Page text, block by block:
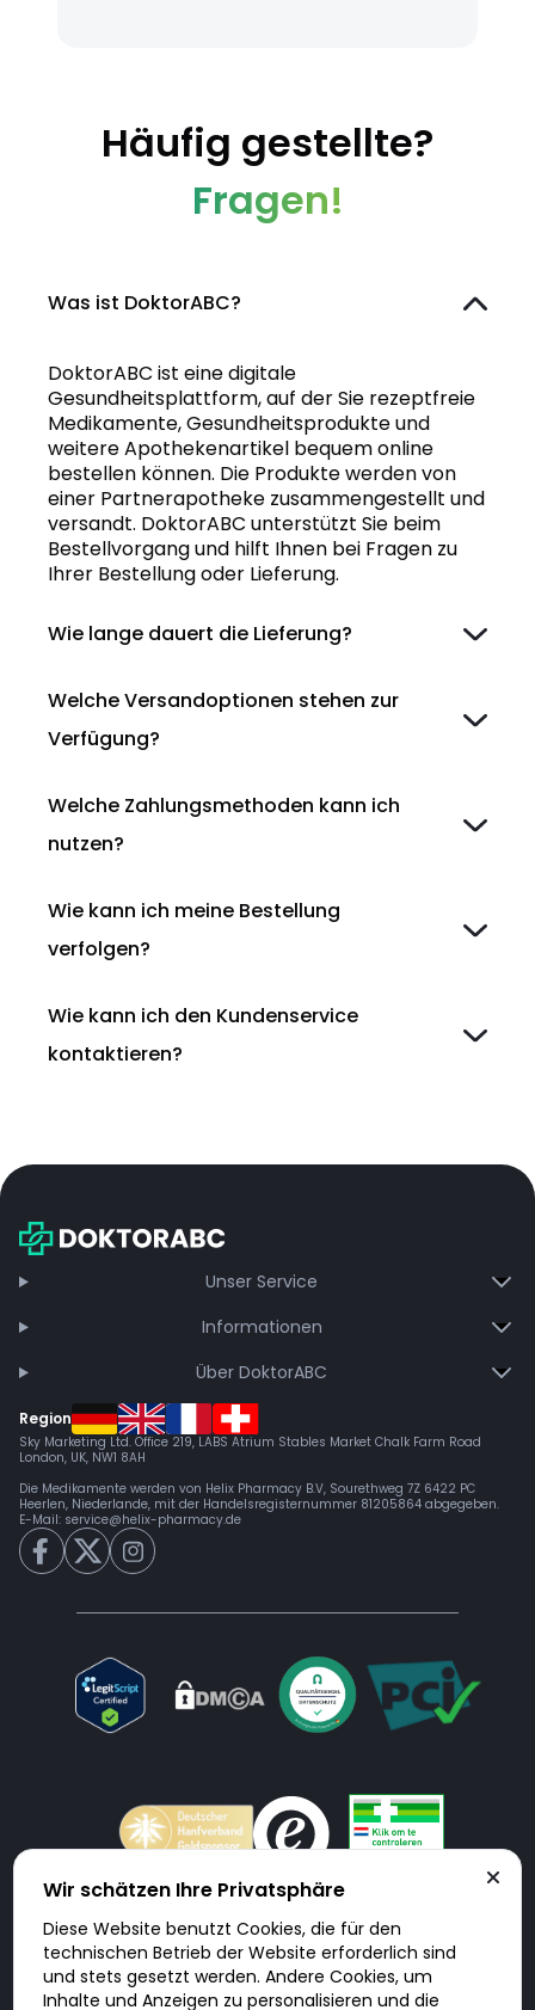
Häufig gestellte?
Fragen!
Was ist DoktorABC?
DoktorABC ist eine digitale
Gesundheitsplattform, auf der Sie rezeptfreie
Medikamente, Gesundheitsprodukte und
weitere Apothekenartikel bequem online
bestellen können. Die Produkte werden von
einer Partnerapotheke zusammengestellt und
versandt. DoktorABC unterstützt Sie beim
Bestellvorgang und hilft Ihnen bei Fragen zu
Ihrer Bestellung oder Lieferung.
Wie lange dauert die Lieferung?
Welche Versandoptionen stehen zur
Verfügung?
Welche Zahlungsmethoden kann ich
nutzen?
Wie kann ich meine Bestellung
verfolgen?
Wie kann ich den Kundenservice
kontaktieren?
Unser Service
Informationen
Über DoktorABC
Region
Sky Marketing Ltd. Office 219, LABS Atrium Stables Market Chalk Farm Road
London, UK, NW1 8AH
Die Medikamente werden von Helix Pharmacy B.V, Sourethweg 7Z 6422 PC
Heerlen, Niederlande, mit der Handelsregisternummer 81205864 abgegeben.
E-Mail: service@helix-pharmacy.de
Doktorabc.com ist eine Vermittlungsplattform. Doktorabc ist ausdrücklich
keine Internetapotheke. Doktorabc bietet keine Medikamente oder
sonstige Produkte an oder liefert diese. Jegliche Informationen zu
Produkten, Medikamenten und Preisen auf der Internetseite beinhalten
kein Angebot von Doktorabc an Sie. Für die Einhaltung der in Ihrem Land
Wir schätzen Ihre Privatsphäre
Diese Website benutzt Cookies, die für den
technischen Betrieb der Website erforderlich sind
und stets gesetzt werden. Andere Cookies, um
Inhalte und Anzeigen zu personalisieren und die